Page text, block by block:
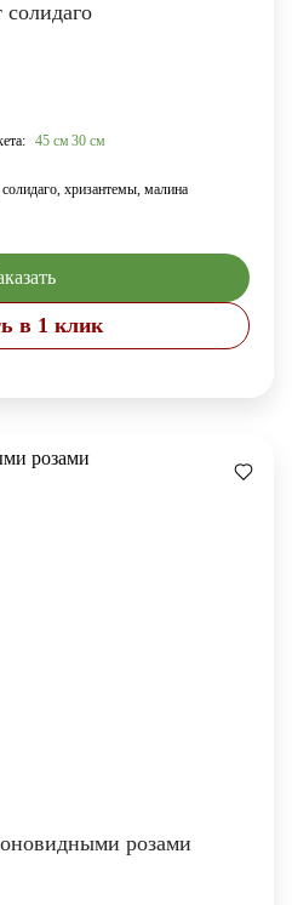
солидаго
45 см 30 см
хризантемы, малина
в 1 клик
розами